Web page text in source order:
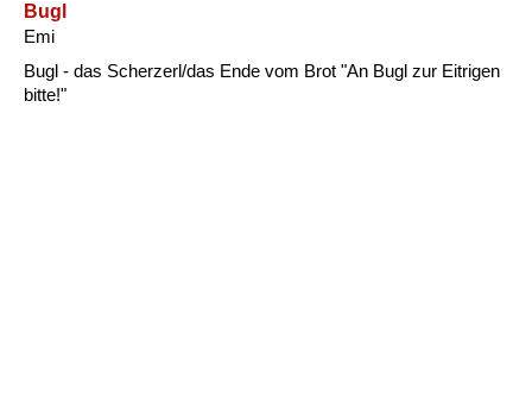
Bugl
Emi
Bugl - das Scherzerl/das Ende vom Brot "An Bugl zur Eitrigen
bitte!"